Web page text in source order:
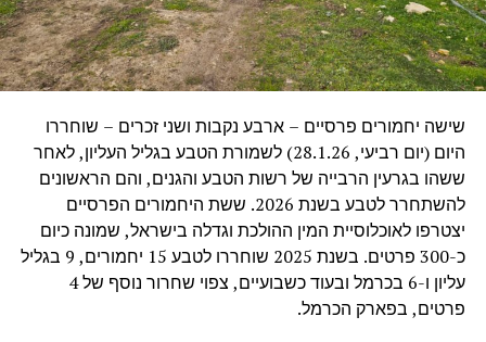
שישה יחמורים פרסיים – ארבע נקבות ושני זכרים – שוחררו
היום (יום רביעי, 28.1.26) לשמורת הטבע בגליל העליון, לאחר
ששהו בגרעין הרבייה של רשות הטבע והגנים, והם הראשונים
להשתחרר לטבע בשנת 2026. ששת היחמורים הפרסיים
יצטרפו לאוכלוסיית המין ההולכת וגדלה בישראל, שמונה כיום
כ-300 פרטים. בשנת 2025 שוחררו לטבע 15 יחמורים, 9 בגליל
עליון ו-6 בכרמל ובעוד כשבועיים, צפוי שחרור נוסף של 4
פרטים, בפארק הכרמל.